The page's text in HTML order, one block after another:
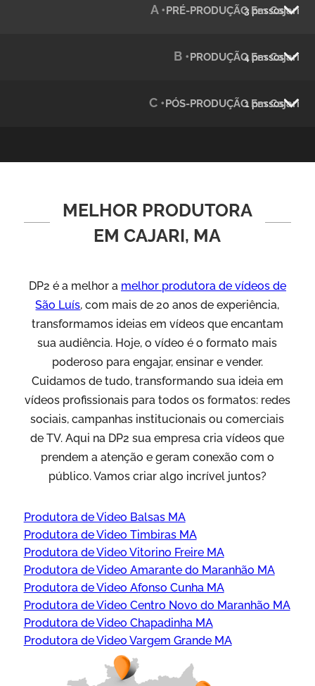
Julândia
Green Process
Vídeos de Produtos e Serviços
A •PRÉ-PRODUÇÃO Em Cajari
3 passos
B •PRODUÇÃO Em Cajari
4 passos
C •PÓS-PRODUÇÃO Em Cajari
1 passos
MELHOR PRODUTORA
EM CAJARI, MA
DP2 é a melhor a melhor produtora de vídeos de
São Luís, com mais de 20 anos de experiência,
transformamos ideias em vídeos que encantam
sua audiência. Hoje, o vídeo é o formato mais
poderoso para engajar, ensinar e vender.
Cuidamos de tudo, transformando sua ideia em
vídeos profissionais para todos os formatos: redes
sociais, campanhas institucionais ou comerciais
de TV. Aqui na DP2 sua empresa cria vídeos que
prendem a atenção e geram conexão com o
público. Vamos criar algo incrível juntos?
Produtora de Video Balsas MA
Produtora de Video Timbiras MA
Produtora de Video Vitorino Freire MA
Produtora de Video Amarante do Maranhão MA
Produtora de Video Afonso Cunha MA
Produtora de Video Centro Novo do Maranhão MA
Produtora de Video Chapadinha MA
Produtora de Video Vargem Grande MA